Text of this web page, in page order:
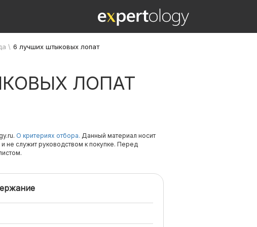
\ 6 лучших штыковых лопат
ЛОПАТ
О критериях отбора. Данный материал носит
не служит руководством к покупке. Перед